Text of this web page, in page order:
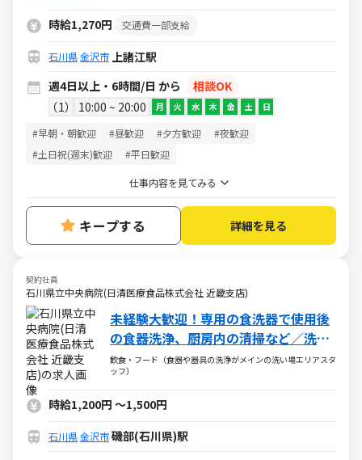
時給1,270円 交通費一部支給
石川県金沢市 上諸江駅
週4日以上・6時間/日 から
相談OK
1
10:00 ~ 20:00 月 火 水 木 金 土 日
#早朝・朝歓迎 #昼歓迎 #夕方歓迎
#夜歓迎
#土日祝(週末)歓迎
#平日歓迎
仕事内容を見てみる
キープする 詳細を見る
契約社員
石川県立中央病院(日清医療食品株式会社 近畿支店)
未経験大歓迎！専用の食洗器で使用後
の食器洗浄、厨房内の清掃など／洗い
場スタッフ
飲食・フード（食器や器具の洗浄がメインの洗い場エリアスタ
ッフ）
時給1,200円 ～1,500円
石川県金沢市磯部(石川県)駅